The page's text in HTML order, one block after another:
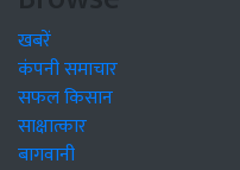
खबरें
कंपनी समाचार
सफल किसान
साक्षात्कार
बागवानी